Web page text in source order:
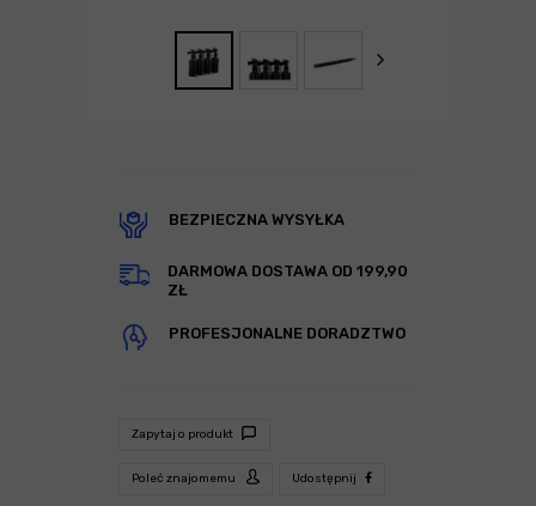
BEZPIECZNA WYSYŁKA
DARMOWA DOSTAWA OD 199,90
ZŁ
PROFESJONALNE DORADZTWO
Zapytaj o produkt
Poleć znajomemu Udostępnij